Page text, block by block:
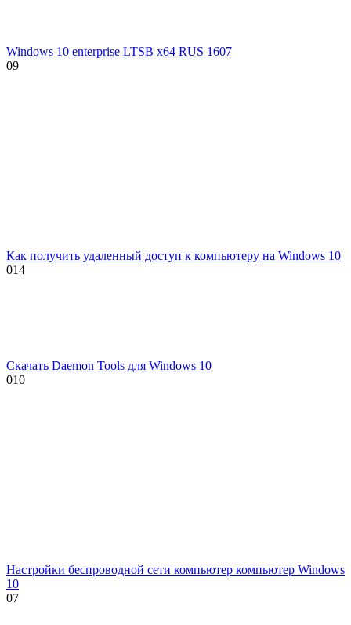
Windows 10 enterprise LTSB x64 RUS 1607
09
Как получить удаленный доступ к компьютеру на Windows 10
014
Скачать Daemon Tools для Windows 10
010
Настройки беспроводной сети компьютер компьютер Windows
10
07